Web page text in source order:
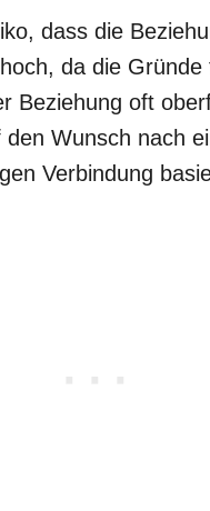
dass die
da die Gründe
Beziehung oft
den Wunsch nach
Verbindung